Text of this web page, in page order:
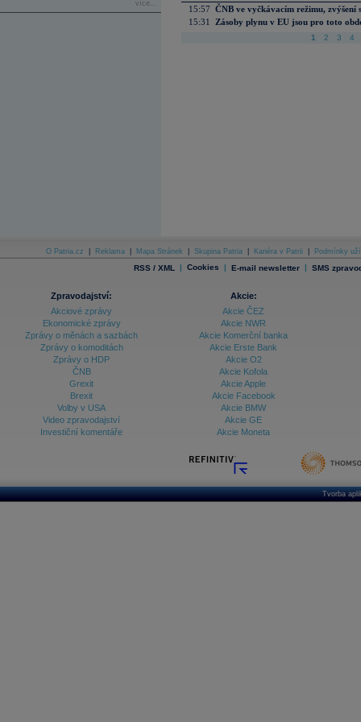
více...
15:57 ČNB ve vyčkávacím režimu, zvýšení
15:31
Zásoby plynu v EU jsou pro toto
1 2 3 4
O Patria.cz Reklama Mapa Stránek Skupina Patria Kariéra v Patrii Podmínky
RSS / XML | Cookies | E-mail newsletter | SMS
Zpravodajství:
Akciové zprávy
Ekonomické zprávy
Zprávy o měnách a sazbách
Zprávy o komoditách
Zprávy o HDP
ČNB
Grexit
Brexit
Volby v USA
Video zpravodajství
Investiční komentáře
Akcie:
Akcie ČEZ
Akcie NWR
Akcie Komerční banka
Akcie Erste Bank
Akcie O2
Akcie Kofola
Akcie Apple
Akcie Facebook
Akcie BMW
Akcie GE
Akcie Moneta
Tvorba